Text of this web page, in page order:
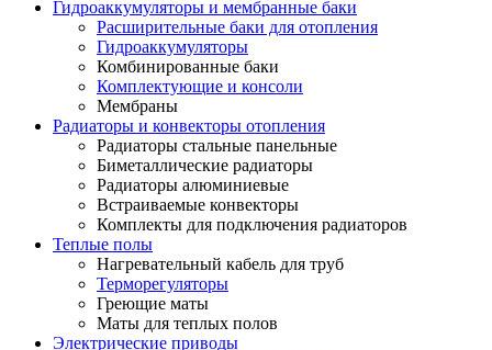
Гидроаккумуляторы и мембранные баки
Расширительные баки для отопления
Гидроаккумуляторы
Комбинированные баки
Комплектующие и консоли
Мембраны
Радиаторы и конвекторы отопления
Радиаторы стальные панельные
Биметаллические радиаторы
Радиаторы алюминиевые
Встраиваемые конвекторы
Комплекты для подключения радиаторов
Теплые полы
Нагревательный кабель для труб
Терморегуляторы
Греющие маты
Маты для теплых полов
Электрические приводы